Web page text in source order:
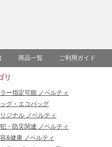
商品一覧 ご利用ガイド
リ
ー指定可能 ノベルティ
グ・エコバッグ
ジナル ノベルティ
・防災関連 ノベルティ
&健康 ノベルティ